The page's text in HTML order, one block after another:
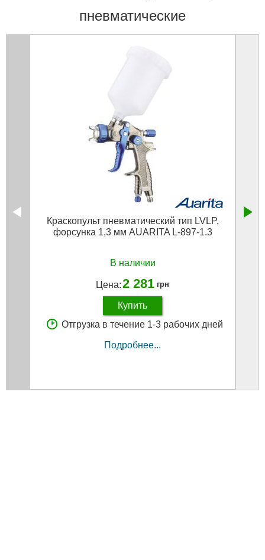
пневматические
Краскопульт пневматический тип LVLP,
форсунка 1,3 мм AUARITA L-897-1.3
В наличии
Цена:2 281 грн
Купить
Отгрузка в течение 1-3 рабочих дней
Подробнее...